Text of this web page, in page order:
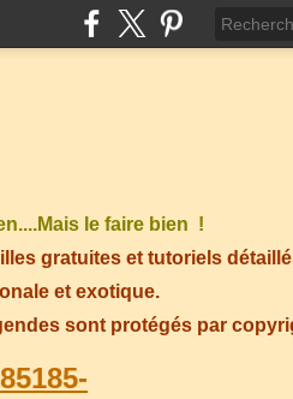
le faire bien !
gratuites et tutoriels
et exotique.
sont protégés par